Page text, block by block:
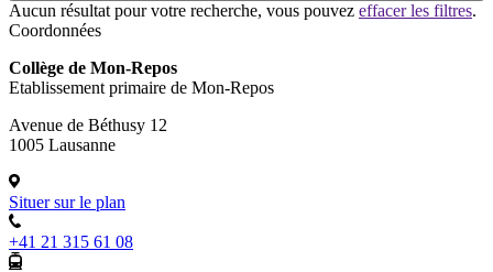
Aucun résultat pour votre recherche, vous pouvez effacer les filtres.
Coordonnées
Collège de Mon-Repos
Etablissement primaire de Mon-Repos
Avenue de Béthusy 12
1005 Lausanne
Situer sur le plan
+41 21 315 61 08